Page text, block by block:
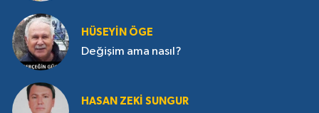
HÜSEYIN ÖGE
Değişim ama nasıl?
HASAN ZEKI SUNGUR